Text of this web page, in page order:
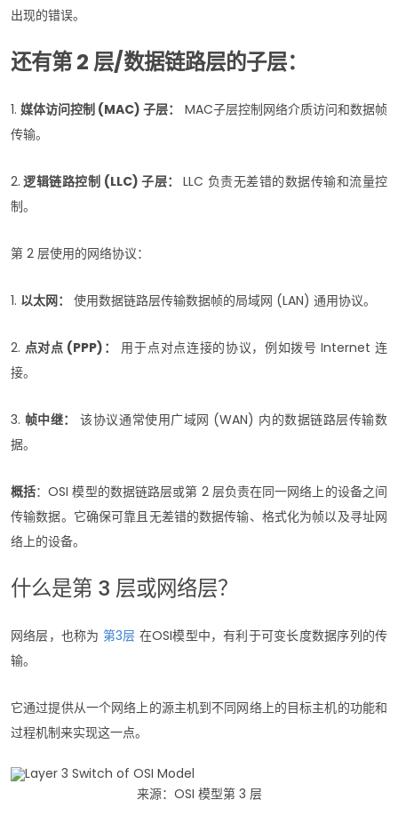
出现的错误。
还有第 2 层/数据链路层的子层：
1.媒体访问控制 (MAC) 子层：
MAC子层控制网络介质访问和数据帧
传输。
2. 逻辑链路控制 (LLC) 子层：LLC 负责无差错的数据传输和流量控
制。
第 2 层使用的网络协议：
1. 以太网： 使用数据链路层传输数据帧的局域网 (LAN) 通用协议。
2. 点对点 (PPP)：
用于点对点连接的协议，例如拨号 Internet 连
接。
3. 帧中继：
该协议通常使用广域网 (WAN) 内的数据链路层传输数
据。
概括：OSI 模型的数据链路层或第 2 层负责在同一网络上的设备之间
传输数据。它确保可靠且无差错的数据传输、格式化为帧以及寻址网
络上的设备。
什么是第 3 层或网络层？
网络层，也称为 第3层 在OSI模型中，有利于可变长度数据序列的传
输。
它通过提供从一个网络上的源主机到不同网络上的目标主机的功能和
过程机制来实现这一点。
来源：OSI 模型第 3 层